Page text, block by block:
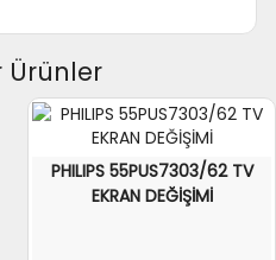
%70 arası tasarruf sağladığı
yaptırmaya değer.
Ürünler
PHILIPS 55PUS7303/62 TV
EKRAN DEĞİŞİMİ